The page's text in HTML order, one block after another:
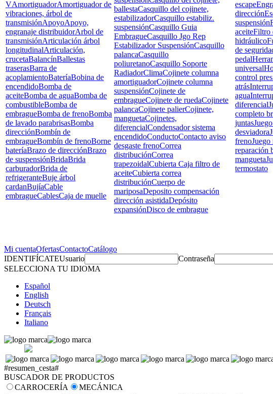
VAmortiguadorAmortiguador de
vibraciones, árbol de
transmisiónApoyoApoyo,
engranaje distribuidorArbol de
transmisiónArticulación árbol
longitudinalArticulación,
crucetaBalancínBallestas
traserasBarra de
acoplamientoBateríaBobina de
encendidoBomba de
aceiteBomba de aguaBomba de
combustibleBomba de
embragueBomba de frenoBomba
de lavado parabrisasBomba
direcciónBombín de
embragueBombín de frenoBorne
bateríaBrazo de direcciónBrazo
de suspensiónBridaBrida
carburadorBrida de
refrigeranteBuje árbol
cardanBujíaCable
embragueCablesCaja de muelle
ballestaCasquillo del cojinete,
estabilizadorCasquillo estabiliz.
suspensiónCasquillo Guia
EmbragueCasquillo Jgo Rep
Estabilizador SuspensiónCasquillo
palancaCasquillo
poliuretanoCasquillo Soporte
RadiadorClimaCojinete columna
amortiguadorCojinete columna
suspensiónCojinete de
embragueCojinete de ruedaCojinete
palancaCojinete palierCojinete,
manguetaCojinetes,
diferencialCondensador sistema
encendidoConductoContacto aviso
desgaste frenoCorrea
distribuciónCorrea
trapezoidalCubierta Caja filtro de
aceiteCubierta correa
distribuciónCuerpo de
mariposaDeposito compensación
dirección asistidaDepósito
expansiónDisco de embrague
escape
dirección
suspensión
aceiteFiltro
hidráulico
de
pedal
universal
control
atrás
agua
diferencial
completo
juntas
desviadora
frenoJuego
reparación
mangueta
termostato
Mi cuentaOfertasContactoCatálogo
IDENTIFÍCATEUsuario
Contraseña
SELECCIONA TU IDIOMA
Español
English
Deutsch
Français
Italiano
#resumen_cesta#
BUSCADOR DE PRODUCTOS
CARROCERÍA
MECÁNICA